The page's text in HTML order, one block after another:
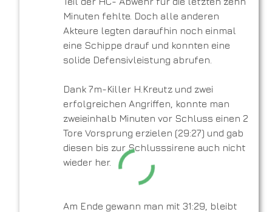
Minuten fehlte. Doch alle anderen
Akteure legten daraufhin noch einmal
eine Schippe drauf und konnten eine
solide Defensivleistung abrufen.
Dank 7m-Killer H.Kreutz und zwei
erfolgreichen Angriffen, konnte man
zweieinhalb Minuten vor Schluss einen 2
Tore Vorsprung erzielen (29:27) und gab
diesen bis zur Schlusssirene auch nicht
wieder her.
Am Ende gewann man mit 31:29, bleibt